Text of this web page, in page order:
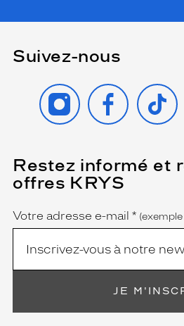
techniques
Carré
Suivez-nous
INSTAGRAMFACEBOOK
TIKTOK
Restez informé et
offres KRYS
Name
Votre adresse e-mail *
(Ce
champ
est
JE